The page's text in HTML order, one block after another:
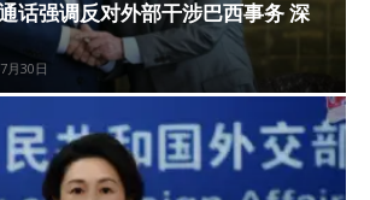
话强调反对外部干涉巴西事务 深
月30日